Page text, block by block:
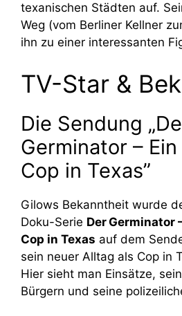
texanischen Städten auf.
Weg (vom Berliner Kellner
ihn zu einer interessanten
TV-Star &
Die Sendung
Germinator –
Cop in Texas”
Gilows Bekanntheit wurde
Doku-Serie Der Germinator
Cop in Texas auf dem
sein neuer Alltag als Cop in
Hier sieht man Einsätze,
Bürgern und seine